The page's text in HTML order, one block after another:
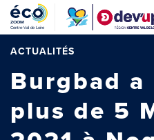
Aller
contenu
principal
ACTUALITÉS
Burgbad
plus de 5